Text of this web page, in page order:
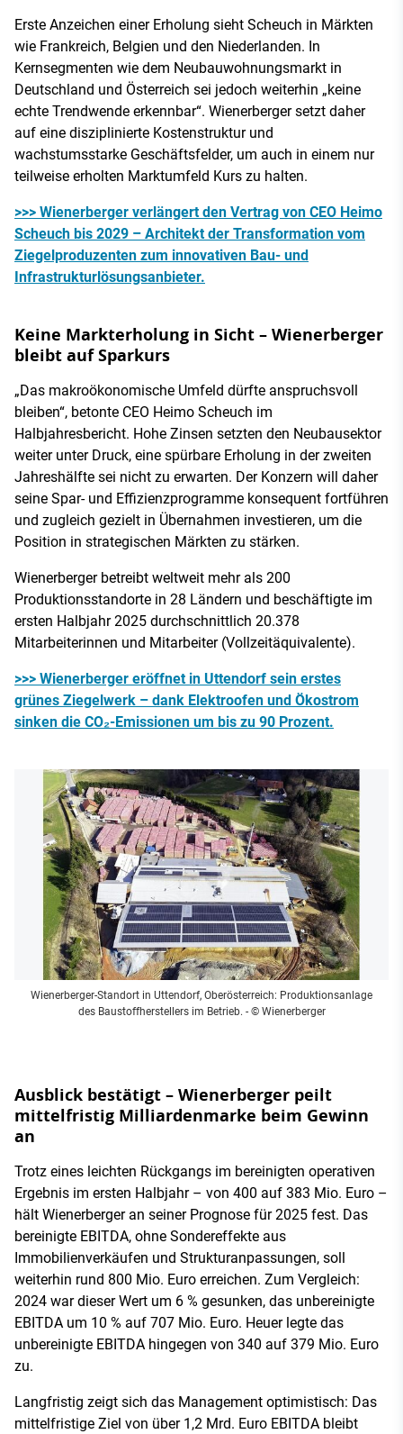
Erste Anzeichen einer Erholung sieht Scheuch in Märkten
wie Frankreich, Belgien und den Niederlanden. In
Kernsegmenten wie dem Neubauwohnungsmarkt in
Deutschland und Österreich sei jedoch weiterhin „keine
echte Trendwende erkennbar“. Wienerberger setzt daher
auf eine disziplinierte Kostenstruktur und
wachstumsstarke Geschäftsfelder, um auch in einem nur
teilweise erholten Marktumfeld Kurs zu halten.
>>> Wienerberger verlängert den Vertrag von CEO Heimo
Scheuch bis 2029 – Architekt der Transformation vom
Ziegelproduzenten zum innovativen Bau- und
Infrastrukturlösungsanbieter.
Keine Markterholung in Sicht – Wienerberger
bleibt auf Sparkurs
„Das makroökonomische Umfeld dürfte anspruchsvoll
bleiben“, betonte CEO Heimo Scheuch im
Halbjahresbericht. Hohe Zinsen setzten den Neubausektor
weiter unter Druck, eine spürbare Erholung in der zweiten
Jahreshälfte sei nicht zu erwarten. Der Konzern will daher
seine Spar- und Effizienzprogramme konsequent fortführen
und zugleich gezielt in Übernahmen investieren, um die
Position in strategischen Märkten zu stärken.
Wienerberger betreibt weltweit mehr als 200
Produktionsstandorte in 28 Ländern und beschäftigte im
ersten Halbjahr 2025 durchschnittlich 20.378
Mitarbeiterinnen und Mitarbeiter (Vollzeitäquivalente).
>>> Wienerberger eröffnet in Uttendorf sein erstes
grünes Ziegelwerk – dank Elektroofen und Ökostrom
sinken die CO₂-Emissionen um bis zu 90 Prozent.
Wienerberger-Standort in Uttendorf, Oberösterreich: Produktionsanlage
des Baustoffherstellers im Betrieb. - © Wienerberger
Ausblick bestätigt – Wienerberger peilt
mittelfristig Milliardenmarke beim Gewinn
an
Trotz eines leichten Rückgangs im bereinigten operativen
Ergebnis im ersten Halbjahr – von 400 auf 383 Mio. Euro –
hält Wienerberger an seiner Prognose für 2025 fest. Das
bereinigte EBITDA, ohne Sondereffekte aus
Immobilienverkäufen und Strukturanpassungen, soll
weiterhin rund 800 Mio. Euro erreichen. Zum Vergleich:
2024 war dieser Wert um 6 % gesunken, das unbereinigte
EBITDA um 10 % auf 707 Mio. Euro. Heuer legte das
unbereinigte EBITDA hingegen von 340 auf 379 Mio. Euro
zu.
Langfristig zeigt sich das Management optimistisch: Das
mittelfristige Ziel von über 1,2 Mrd. Euro EBITDA bleibt